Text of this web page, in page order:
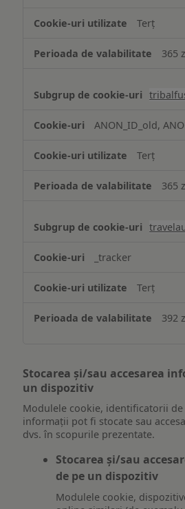
Terț
365
ANON_ID_old,
Terț
365
_tracker
Terț
392
Stocarea și/sau accesarea
un dispozitiv
Modulele cookie, identificatorii
informații pot fi stocate sau
dvs. în scopurile prezentate.
Stocarea și/sau
de pe un dispozitiv
Modulele cookie,